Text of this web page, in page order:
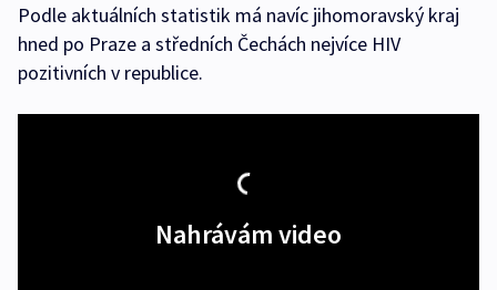
Podle aktuálních statistik má navíc jihomoravský kraj
hned po Praze a středních Čechách nejvíce HIV
pozitivních v republice.
Nahrávám video